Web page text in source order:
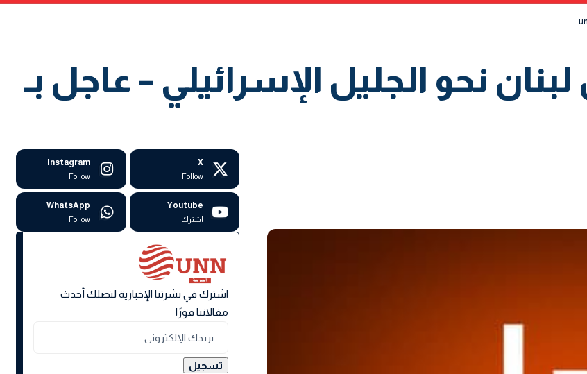
من لبنان نحو الجليل الإسرائيلي – عاجل بـ
X
Follow
Instagram
Follow
Youtube
اشترك
WhatsApp
Follow
اشترك في نشرتنا الإخبارية لتصلك أحدث
مقالاتنا فورًا